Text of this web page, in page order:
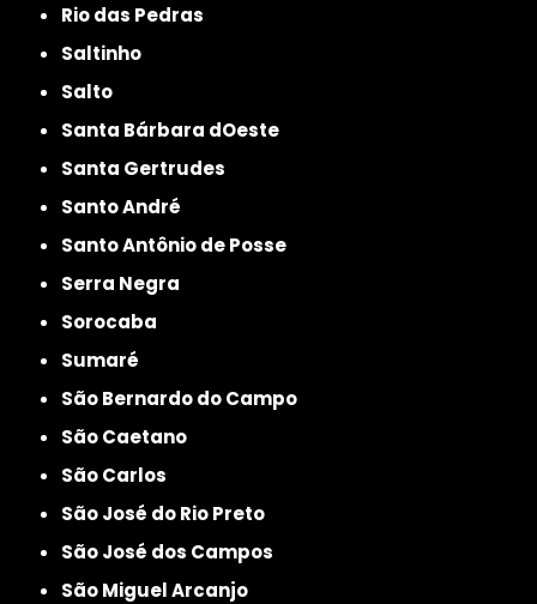
Rio das Pedras
Saltinho
Salto
Santa Bárbara dOeste
Santa Gertrudes
Santo André
Santo Antônio de Posse
Serra Negra
Sorocaba
Sumaré
São Bernardo do Campo
São Caetano
São Carlos
São José do Rio Preto
São José dos Campos
São Miguel Arcanjo